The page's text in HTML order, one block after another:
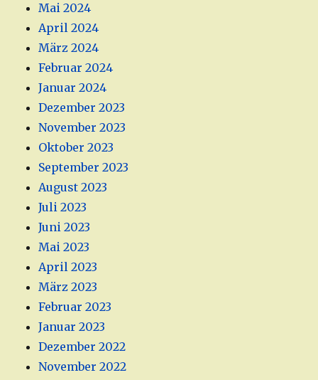
Mai 2024
April 2024
März 2024
Februar 2024
Januar 2024
Dezember 2023
November 2023
Oktober 2023
September 2023
August 2023
Juli 2023
Juni 2023
Mai 2023
April 2023
März 2023
Februar 2023
Januar 2023
Dezember 2022
November 2022